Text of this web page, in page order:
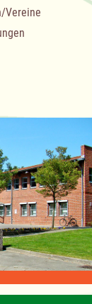
Vereine